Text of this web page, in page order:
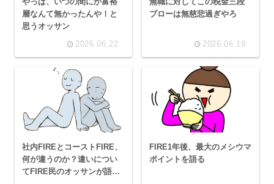
層なんて無かったんや！と
思うオッサン
2026.06.22
ブローは無慈悲過ぎやろ
2026.06.19
社内FIREとコーストFIRE、
何が違うのか？違いについ
てFIRE民のオッサンが語
FIRE1年後、最大のメシウマ
ポイントを語る